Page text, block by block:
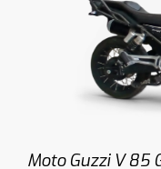
Moto Guzzi V 85